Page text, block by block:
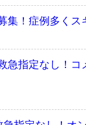
！症例多くス
急指定なし！